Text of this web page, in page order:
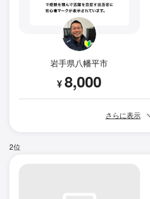
岩手県八幡平市
¥8,000
さらに表示
2位